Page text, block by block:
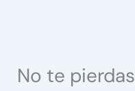
No te pierdas